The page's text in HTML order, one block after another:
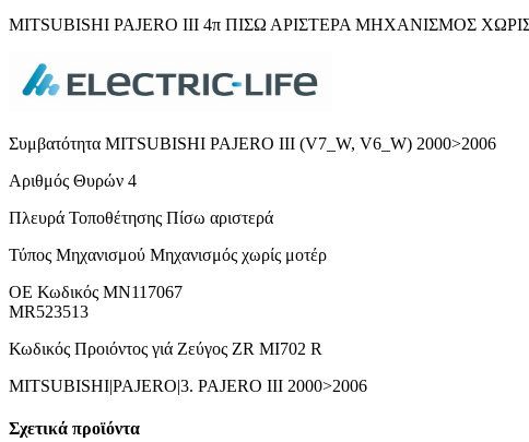
MITSUBISHI PAJERO III 4π ΠΙΣΩ ΑΡΙΣΤΕΡΑ ΜΗΧΑΝΙΣΜΟΣ
Συμβατότητα MITSUBISHI PAJERO III (V7_W, V6_W) 2000>2006
Αριθμός Θυρών 4
Πλευρά Τοποθέτησης Πίσω αριστερά
Τύπος Μηχανισμού Μηχανισμός χωρίς μοτέρ
ΟΕ Κωδικός MN117067
MR523513
Κωδικός Προιόντος γιά Ζεύγος ZR MI702 R
MITSUBISHI|PAJERO|3. PAJERO III 2000>2006
Σχετικά προϊόντα